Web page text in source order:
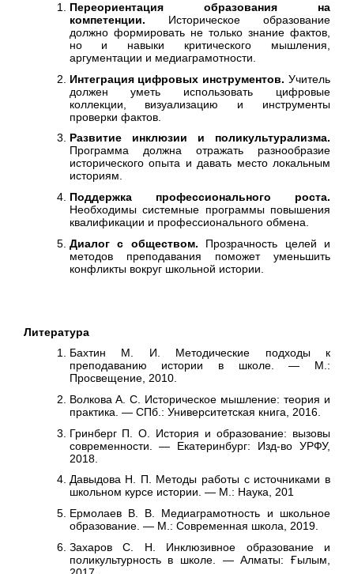
Переориентация образования на
компетенции. Историческое образование
должно формировать не только знание фактов,
но и навыки критического мышления,
аргументации и медиаграмотности.
Интеграция цифровых инструментов. Учитель
должен уметь использовать цифровые
коллекции, визуализацию и инструменты
проверки фактов.
Развитие инклюзии и поликультурализма.
Программа должна отражать разнообразие
исторического опыта и давать место локальным
историям.
Поддержка профессионального роста.
Необходимы системные программы повышения
квалификации и профессионального обмена.
Диалог с обществом. Прозрачность целей и
методов преподавания поможет уменьшить
конфликты вокруг школьной истории.
Литература
Бахтин М. И. Методические подходы к
преподаванию истории в школе. — М.:
Просвещение, 2010.
Волкова А. С. Историческое мышление: теория и
практика. — СПб.: Университетская книга, 2016.
Гринберг П. О. История и образование: вызовы
современности. — Екатеринбург: Изд-во УРФУ,
2018.
Давыдова Н. П. Методы работы с источниками в
школьном курсе истории. — М.: Наука, 201
Ермолаев В. В. Медиаграмотность и школьное
образование. — М.: Современная школа, 2019.
Захаров С. Н. Инклюзивное образование и
поликультурность в школе. — Алматы: Ғылым,